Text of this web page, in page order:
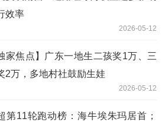
效率
2026-05-12
家焦点】广东一地生二孩奖1万、三
2万，多地村社鼓励生娃
2026-05-12
第11轮跑动榜：海牛埃朱玛居首；